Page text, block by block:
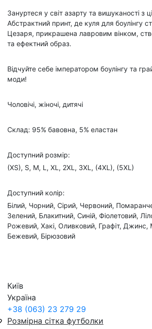
Зануртеся у світ азарту та вишуканості з
Абстрактний принт, де куля для боулінгу
Цезаря, прикрашена лавровим вінком,
та ефектний образ.
Відчуйте себе імператором боулінгу та
моди!
Чоловічі, жіночі, дитячі
Склад: 95% бавовна, 5% еластан
Доступний розмір:
(XS), S, M, L, XL, 2XL, 3XL, (4XL), (5XL)
Доступний колір:
Білий, Чорний, Сірий, Червоний,
Зелений, Блакитний, Синій, Фіолетовий,
Рожевий, Хакі, Оливковий, Графіт,
Бежевий, Бірюзовий
Київ
Україна
+38 (063) 23 279 29
Розмірна сітка футболки